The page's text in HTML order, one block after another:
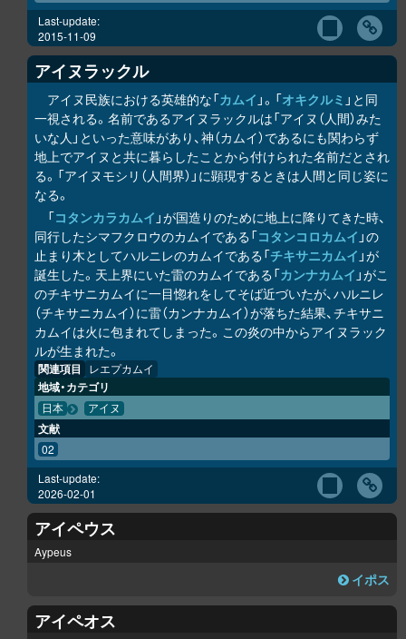
Last-update:
2015-11-09
アイヌラックル
アイヌ民族における英雄的な「カムイ 」。「オキクルミ 」と同
一視される。名前であるアイヌラックルは「アイヌ（人間）みた
いな人」といった意味があり、神（カムイ）であるにも関わらず
地上でアイヌと共に暮らしたことから付けられた名前だとされ
る。「アイヌモシ リ （人間界）」に顕現するときは人間と同じ姿に
なる。
「コタンカラ カムイ 」が国造りのために地上に降りてきた時、
同行したシマフクロウのカムイである「コタンコ ロ カムイ 」の
止まり木としてハルニレのカムイである「チキサニカムイ 」が
誕生した。天上界にいた雷のカムイである「カンナカムイ 」がこ
のチキサニカムイに一目惚れをしてそば近づいたが、ハルニレ
（チキサニカムイ）に雷（カンナカムイ）が落ちた結果、チキサニ
カムイは火に包まれてしまった。この炎の中からアイヌラック
ルが生まれた。
関連項目 レエプカムイ
地域・カテゴリ
日本 アイヌ
文献
02
Last-update:
2026-02-01
アイペウス
Aypeus
イポス
アイペオス